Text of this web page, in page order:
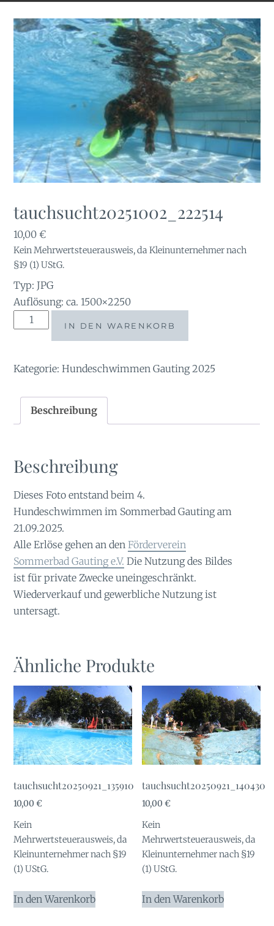
tauchsucht20251002_222514
10,00€
Kein Mehrwertsteuerausweis, da Kleinunternehmer nach
§19 (1) UStG.
Typ: JPG
Auflösung: ca. 1500×2250
tauchsucht20251002_222514
IN DEN WARENKORB
Kategorie:Hundeschwimmen Gauting 2025
Beschreibung
Beschreibung
Dieses Foto entstand beim 4.
Hundeschwimmen im Sommerbad Gauting am
21.09.2025.
Alle Erlöse gehen an denFörderverein
Sommerbad Gauting e.V. Die Nutzung des Bildes
ist für private Zwecke uneingeschränkt.
Wiederverkauf und gewerbliche Nutzung ist
untersagt.
Ähnliche Produkte
tauchsucht20250921_135910
10,00€
Kein
Mehrwertsteuerausweis, da
Kleinunternehmer nach §19
(1) UStG.
In den Warenkorb
tauchsucht20250921_140430
10,00€
Kein
Mehrwertsteuerausweis, da
Kleinunternehmer nach §19
(1) UStG.
In den Warenkorb